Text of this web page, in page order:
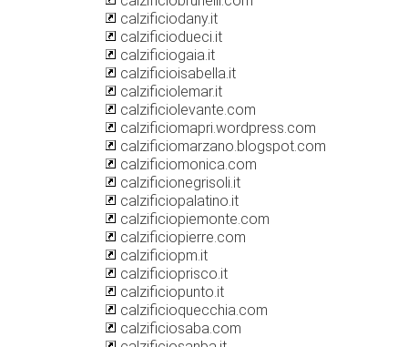
calzificiodany.it
calzificiodueci.it
calzificiogaia.it
calzificioisabella.it
calzificiolemar.it
calzificiolevante.com
calzificiomapri.wordpress.com
calzificiomarzano.blogspot.com
calzificiomonica.com
calzificionegrisoli.it
calzificiopalatino.it
calzificiopiemonte.com
calzificiopierre.com
calzificiopm.it
calzificioprisco.it
calzificiopunto.it
calzificioquecchia.com
calzificiosaba.com